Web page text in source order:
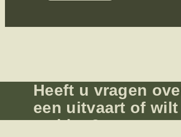
Heeft u vragen
een uitvaart of
melden?